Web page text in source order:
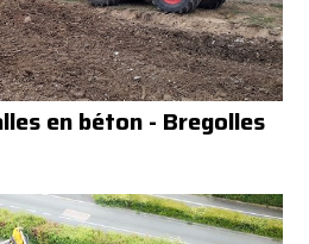
en béton - Bregolles